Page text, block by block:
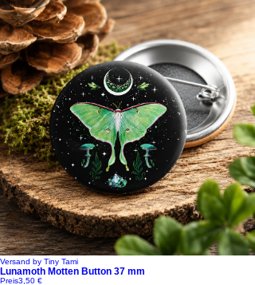
Versand by Tiny Tami
Lunamoth Motten Button 37 mm
Preis3,50 €